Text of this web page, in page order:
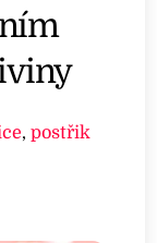
,postřik